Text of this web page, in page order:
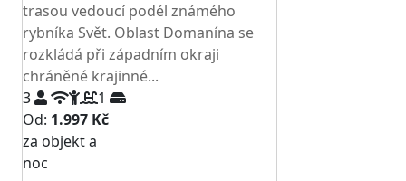
trasou vedoucí podél známého
rybníka Svět. Oblast Domanína se
rozkládá při západním okraji
chráněné krajinné...
3
1
Od: 1.997 Kč
za objekt a
noc